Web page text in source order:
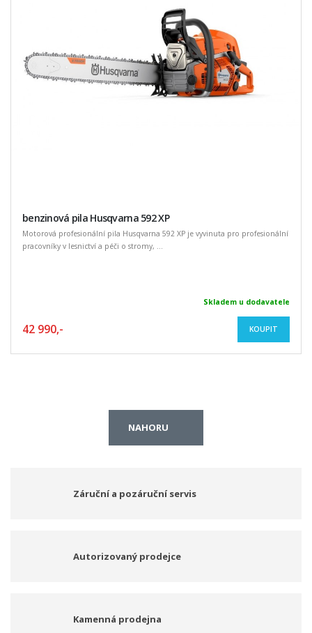
benzinová pila Husqvarna 592 XP
Motorová profesionální pila Husqvarna 592 XP je vyvinuta pro profesionální
pracovníky v lesnictví a péči o stromy, ...
Skladem u dodavatele
42 990,- KOUPIT
NAHORU
Záruční a pozáruční servis
Autorizovaný prodejce
Kamenná prodejna